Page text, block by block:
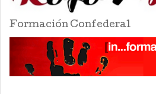
Formación Confederal